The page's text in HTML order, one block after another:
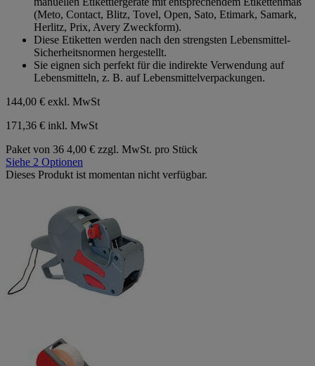
(Meto, Contact, Blitz, Tovel, Open, Sato, Etimark, Samark,
Herlitz, Prix, Avery Zweckform).
Diese Etiketten werden nach den strengsten Lebensmittel-
Sicherheitsnormen hergestellt.
Sie eignen sich perfekt für die indirekte Verwendung auf
Lebensmitteln, z. B. auf Lebensmittelverpackungen.
144,00 € exkl. MwSt
171,36 € inkl. MwSt
Paket von 36 4,00 € zzgl. MwSt. pro Stück
Siehe 2 Optionen
Dieses Produkt ist momentan nicht verfügbar.